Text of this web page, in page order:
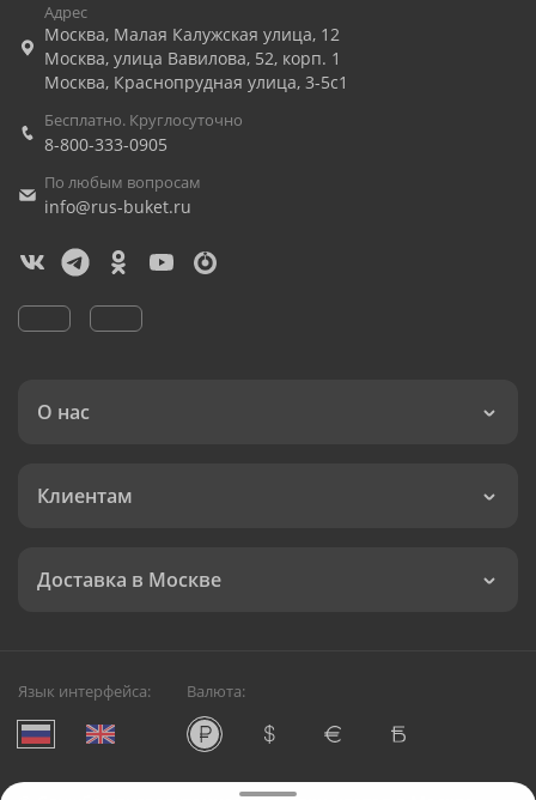
Адрес
Москва, Малая Калужская улица, 12
Москва, улица Вавилова, 52, корп. 1
Москва, Краснопрудная улица, 3-5с1
Бесплатно. Круглосуточно
8-800-333-0905
По любым вопросам
info@rus-buket.ru
О нас
Клиентам
Доставка в Москве
Язык интерфейса: Валюта: